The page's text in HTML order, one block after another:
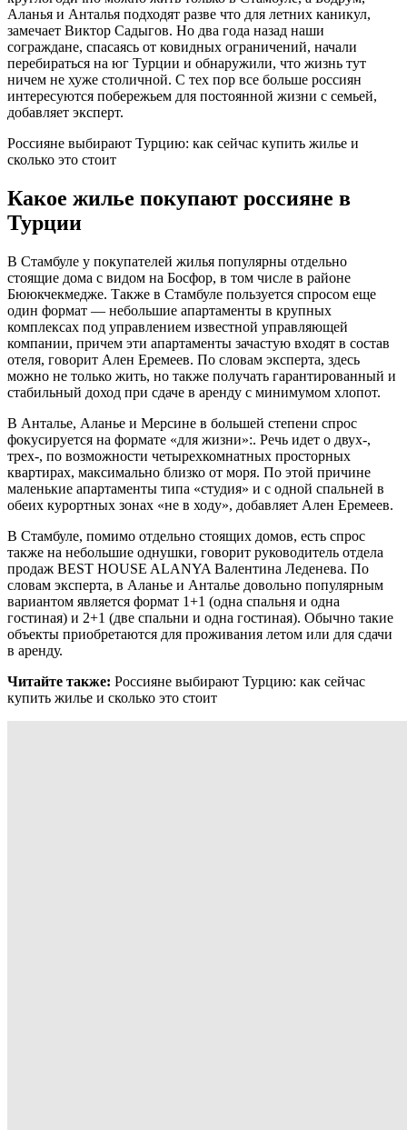
Аланья и Анталья подходят разве что для летних каникул,
замечает Виктор Садыгов. Но два года назад наши
сограждане, спасаясь от ковидных ограничений, начали
перебираться на юг Турции и обнаружили, что жизнь тут
ничем не хуже столичной. С тех пор все больше россиян
интересуются побережьем для постоянной жизни с семьей,
добавляет эксперт.
Россияне выбирают Турцию: как сейчас купить жилье и
сколько это стоит
Какое жилье покупают россияне в
Турции
В Стамбуле у покупателей жилья популярны отдельно
стоящие дома с видом на Босфор, в том числе в районе
Бююкчекмедже. Также в Стамбуле пользуется спросом еще
один формат — небольшие апартаменты в крупных
комплексах под управлением известной управляющей
компании, причем эти апартаменты зачастую входят в состав
отеля, говорит Ален Еремеев. По словам эксперта, здесь
можно не только жить, но также получать гарантированный и
стабильный доход при сдаче в аренду с минимумом хлопот.
В Анталье, Аланье и Мерсине в большей степени спрос
фокусируется на формате «для жизни»:. Речь идет о двух-,
трех-, по возможности четырехкомнатных просторных
квартирах, максимально близко от моря. По этой причине
маленькие апартаменты типа «студия» и с одной спальней в
обеих курортных зонах «не в ходу», добавляет Ален Еремеев.
В Стамбуле, помимо отдельно стоящих домов, есть спрос
также на небольшие однушки, говорит руководитель отдела
продаж BEST HOUSE ALANYA Валентина Леденева. По
словам эксперта, в Аланье и Анталье довольно популярным
вариантом является формат 1+1 (одна спальня и одна
гостиная) и 2+1 (две спальни и одна гостиная). Обычно такие
объекты приобретаются для проживания летом или для сдачи
в аренду.
Читайте также: Россияне выбирают Турцию: как сейчас
купить жилье и сколько это стоит